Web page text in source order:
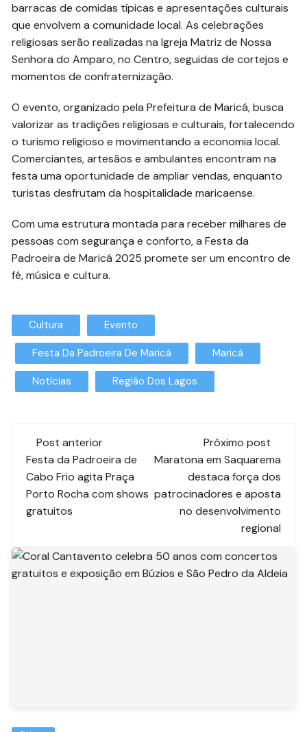
barracas de comidas típicas e apresentações culturais
que envolvem a comunidade local. As celebrações
religiosas serão realizadas na Igreja Matriz de Nossa
Senhora do Amparo, no Centro, seguidas de cortejos e
momentos de confraternização.
O evento, organizado pela Prefeitura de Maricá, busca
valorizar as tradições religiosas e culturais, fortalecendo
o turismo religioso e movimentando a economia local.
Comerciantes, artesãos e ambulantes encontram na
festa uma oportunidade de ampliar vendas, enquanto
turistas desfrutam da hospitalidade maricaense.
Com uma estrutura montada para receber milhares de
pessoas com segurança e conforto, a Festa da
Padroeira de Maricá 2025 promete ser um encontro de
fé, música e cultura.
Cultura Evento
Festa Da Padroeira De Maricá Maricá
Notícias Região Dos Lagos
Post anterior
Festa da Padroeira de
Cabo Frio agita Praça
Porto Rocha com shows
gratuitos
Próximo post
Maratona em Saquarema
destaca força dos
patrocinadores e aposta
no desenvolvimento
regional